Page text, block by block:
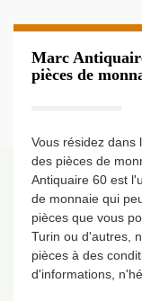
Marc
pièces de
Vous résidez dans
des pièces de
Antiquaire 60 est
de monnaie qui
pièces que vous
Turin ou d'autres,
pièces à des
d'informations,